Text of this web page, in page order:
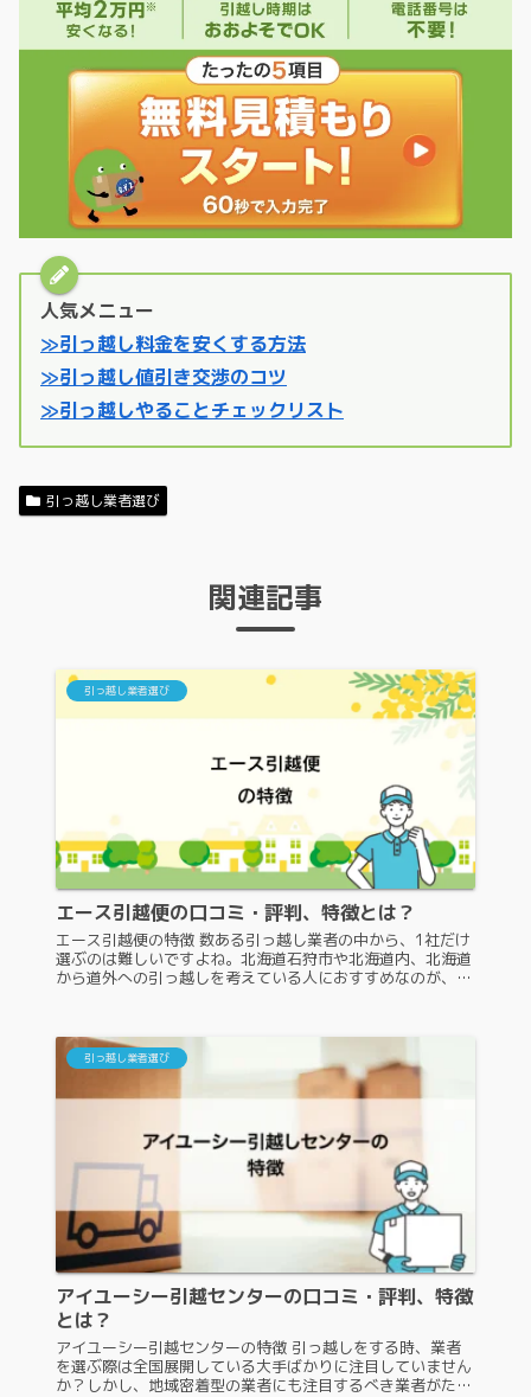
人気メニュー
≫引っ越し料金を安くする方法
≫引っ越し値引き交渉のコツ
≫引っ越しやることチェックリスト
引っ越し業者選び
関連記事
引っ越し業者選び
エース引越便の口コミ・評判、特徴とは？
エース引越便の特徴 数ある引っ越し業者の中から、1社だけ
選ぶのは難しいですよね。北海道石狩市や北海道内、北海道
から道外への引っ越しを考えている人におすすめなのが、エ
引っ越し業者選び
アイユーシー引越センターの口コミ・評判、特徴
とは？
アイユーシー引越センターの特徴 引っ越しをする時、業者
を選ぶ際は全国展開している大手ばかりに注目していません
か？しかし、地域密着型の業者にも注目するべき業者がたく